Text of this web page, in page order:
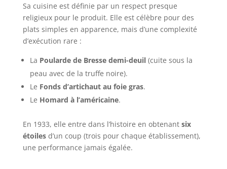
Sa cuisine est définie par un respect presque
religieux pour le produit. Elle est célèbre pour des
plats simples en apparence, mais d’une complexité
d’exécution rare :
La Poularde de Bresse demi-deuil(cuite sous la
peau avec de la truffe noire).
Le Fonds d’artichaut au foie gras.
Le Homard à l’américaine.
En 1933, elle entre dans l’histoire en obtenant six
étoilesd’un coup (trois pour chaque établissement),
une performance jamais égalée.